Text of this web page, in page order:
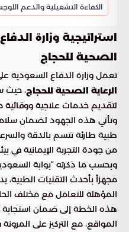
الكفاءة التشغيلية والدعم
استراتيجية وزارة
الصحية للحجاج
تعمل وزارة الدفاع السعودية
الرعاية الصحية للحجاج، حيث
لتقديم خدمات علاجية
وتأتي هذه الجهود لضمان
طبية طارئة تتسم بالدقة
من جودة التجربة الإيمانية في
مجهزاً بأحدث التقنيات الطبية،
المؤهلة للتعامل مع مختلف
هذه الخطة إلى ضمان استجابة
المواقع، مع التركيز على